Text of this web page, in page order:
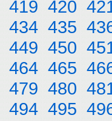
419 420
434 435
449 450
464 465
479 480
494 495